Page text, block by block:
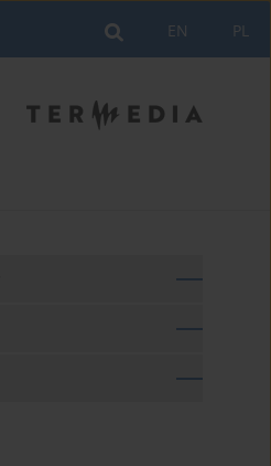
PL
EN